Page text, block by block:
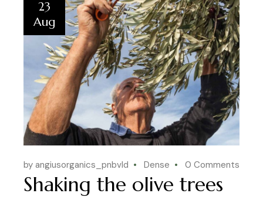
23
Aug
by angiusorganics_pnbvld Dense 0 Comments
Shaking the olive trees